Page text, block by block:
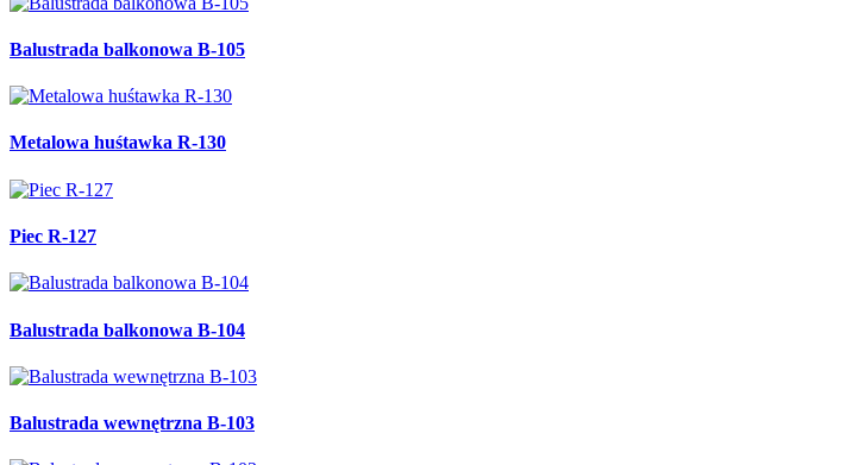
Balustrada balkonowa B-105
Metalowa huśtawka R-130
Piec R-127
Balustrada balkonowa B-104
Balustrada wewnętrzna B-103